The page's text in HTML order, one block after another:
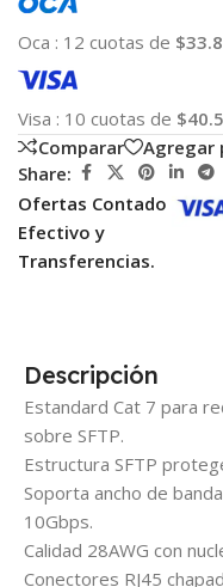
Oca : 12 cuotas de
Visa : 10 cuotas de
Comparar
Agregar
Share:
Ofertas Contado
Efectivo y
Transferencias.
Descripción
Estandard Cat 7 para
sobre SFTP.
Estructura SFTP
Soporta ancho de
10Gbps.
Calidad 28AWG con
Conectores RJ45